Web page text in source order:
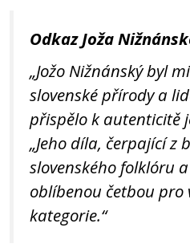
Odkaz Joža
„Jožo Nižnánský byl
slovenské přírody a
přispělo k autenticitě
„Jeho díla, čerpající z
slovenského folklóru
oblíbenou četbou pro
kategorie.“